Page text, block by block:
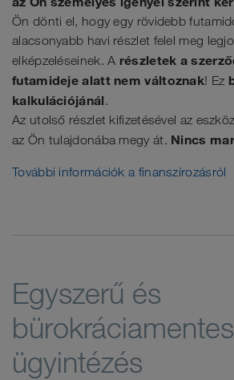
Ön dönti el, hogy egy rövidebb
alacsonyabb havi részlet felel meg
elképzeléseinek. A részletek a
futamideje alatt nem változnak! Ez
kalkulációjánál.
Az utolső részlet kifizetésével az
az Ön tulajdonába megy át. Nincs
További információk a finanszírozásról
Egyszerű és
bürokráciamentes
ügyintézés